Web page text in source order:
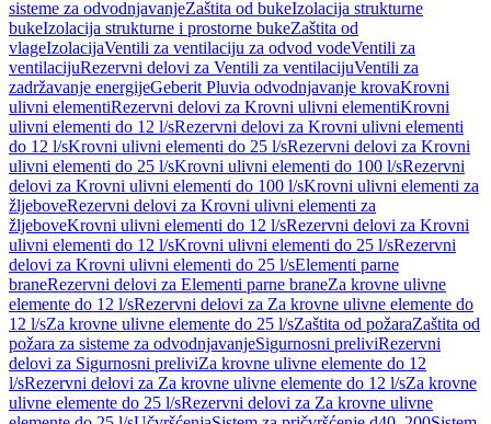
sisteme za odvodnjavanjeZaštita od bukeIzolacija strukturne
bukeIzolacija strukturne i prostorne bukeZaštita od
vlageIzolacijaVentili za ventilaciju za odvod vodeVentili za
ventilacijuRezervni delovi za Ventili za ventilacijuVentili za
zadržavanje energijeGeberit Pluvia odvodnjavanje krovaKrovni
ulivni elementiRezervni delovi za Krovni ulivni elementiKrovni
ulivni elementi do 12 l/sRezervni delovi za Krovni ulivni elementi
do 12 l/sKrovni ulivni elementi do 25 l/sRezervni delovi za Krovni
ulivni elementi do 25 l/sKrovni ulivni elementi do 100 l/sRezervni
delovi za Krovni ulivni elementi do 100 l/sKrovni ulivni elementi za
žljeboveRezervni delovi za Krovni ulivni elementi za
žljeboveKrovni ulivni elementi do 12 l/sRezervni delovi za Krovni
ulivni elementi do 12 l/sKrovni ulivni elementi do 25 l/sRezervni
delovi za Krovni ulivni elementi do 25 l/sElementi parne
braneRezervni delovi za Elementi parne braneZa krovne ulivne
elemente do 12 l/sRezervni delovi za Za krovne ulivne elemente do
12 l/sZa krovne ulivne elemente do 25 l/sZaštita od požaraZaštita od
požara za sisteme za odvodnjavanjeSigurnosni preliviRezervni
delovi za Sigurnosni preliviZa krovne ulivne elemente do 12
l/sRezervni delovi za Za krovne ulivne elemente do 12 l/sZa krovne
ulivne elemente do 25 l/sRezervni delovi za Za krovne ulivne